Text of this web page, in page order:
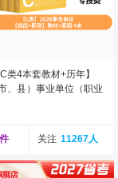
C类4本套教材+历年】
、县）事业单位（职业
关注 11267人